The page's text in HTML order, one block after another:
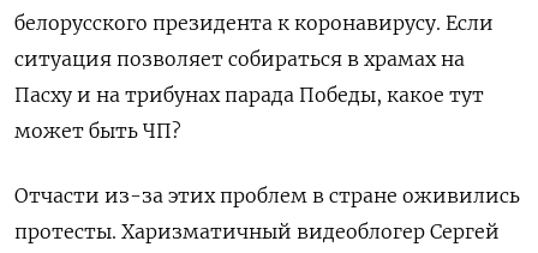
белорусского президента к коронавирусу. Если
ситуация позволяет собираться в храмах на
Пасху и на трибунах парада Победы, какое тут
может быть ЧП?
Отчасти из-за этих проблем в стране оживились
протесты. Харизматичный видеоблогер Сергей